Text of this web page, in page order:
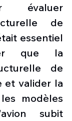
évaluer
de
essentiel
que la
de
et valider la
modèles
subit